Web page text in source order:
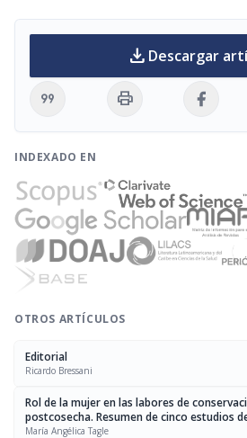
download Descargar
format_quote print
INDEXADO EN
OTROS ARTÍCULOS
Editorial
Ricardo Bressani
Rol de la mujer en las labores de
postcosecha. Resumen de cinco estudios
María Angélica Tagle